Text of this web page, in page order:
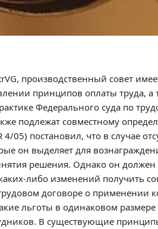
производственный совет
принципов оплаты труда,
Федерального суда по
подлежат совместному
постановил, что в случае
он выделяет для
решения. Однако он
либо изменений получить
договоре о применении
льготы в одинаковом
В существующие